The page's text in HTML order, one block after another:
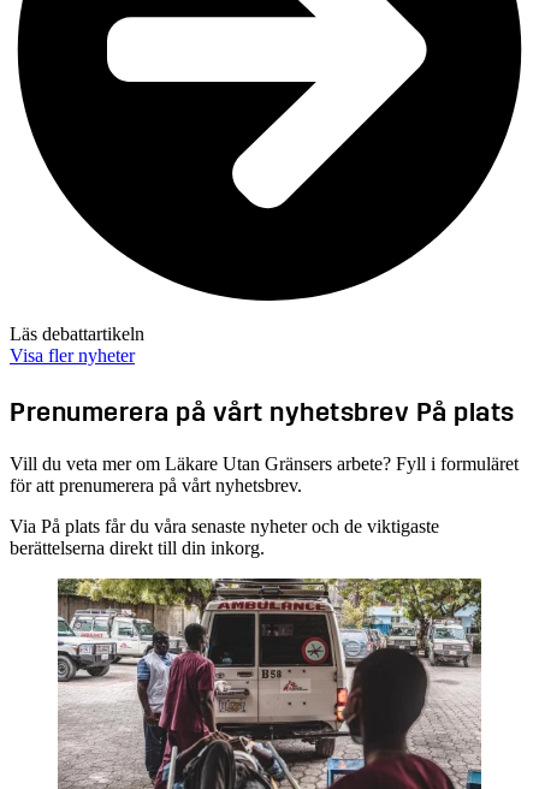
Läs debattartikeln
Visa fler nyheter
Prenumerera på vårt nyhetsbrev På plats
Vill du veta mer om Läkare Utan Gränsers arbete? Fyll i formuläret
för att prenumerera på vårt nyhetsbrev.
Via På plats får du våra senaste nyheter och de viktigaste
berättelserna direkt till din inkorg.